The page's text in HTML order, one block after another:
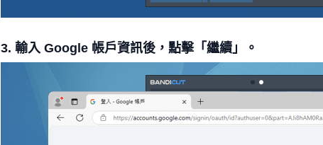
3. 輸入 Google 帳戶資訊後，點擊「繼續」。